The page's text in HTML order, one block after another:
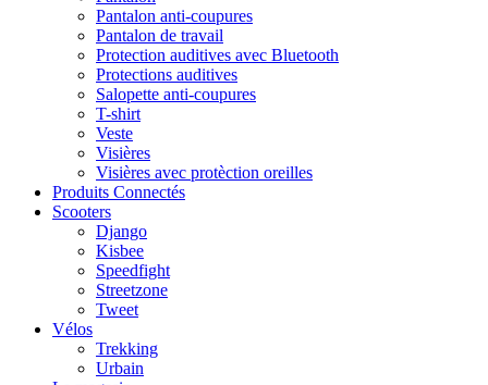
Pantalon anti-coupures
Pantalon de travail
Protection auditives avec Bluetooth
Protections auditives
Salopette anti-coupures
T-shirt
Veste
Visières
Visières avec protèction oreilles
Produits Connectés
Scooters
Django
Kisbee
Speedfight
Streetzone
Tweet
Vélos
Trekking
Urbain